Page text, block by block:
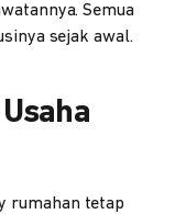
Semua
sejak awal.
rumahan tetap